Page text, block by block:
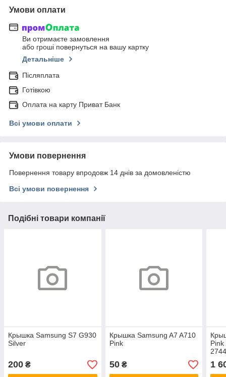
Умови оплати
Ви отримаєте замовлення
або гроші повернуться на вашу картку
Детальніше
Післяплата
Готівкою
Оплата на карту Приват Банк
Всі умови оплати
Умови повернення
Повернення товару впродовж 14 днів за домовленістю
Всі умови повернення
Подібні товари компанії
Крышка Samsung S7 G930
Silver
200 ₴
Крышка Samsung A7 A710
Pink
50₴ 1